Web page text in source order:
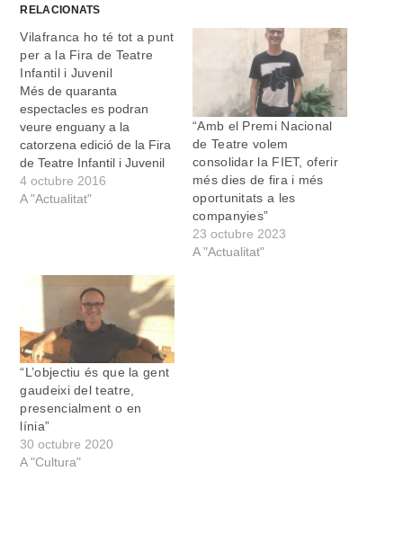
RELACIONATS
Vilafranca ho té tot a punt
per a la Fira de Teatre
Infantil i Juvenil
Més de quaranta
espectacles es podran
veure enguany a la
catorzena edició de la Fira
de Teatre Infantil i Juvenil
de les Illes Balears (FIET),
que se celebrarà a
Vila.…
4 octubre 2016
A "Actualitat"
“Amb el Premi Nacional
de Teatre volem
consolidar la FIET, oferir
més dies de fira i més
oportunitats a les
companyies”
23 octubre 2023
A "Actualitat"
“L’objectiu és que la gent
gaudeixi del teatre,
presencialment o en
línia”
30 octubre 2020
A "Cultura"